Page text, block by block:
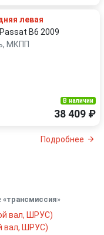
левая
B6 2009
МКПП
В наличии
38 409 ₽
Подробнее
«трансмиссия»
вал, ШРУС)
вал, ШРУС)